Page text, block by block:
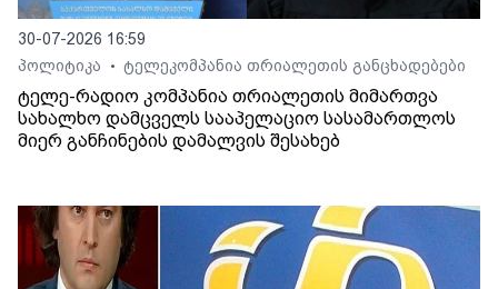
30-07-2026 16:59
პოლიტიკა
• ტელეკომპანია თრიალეთის განცხადებები
ტელე-რადიო კომპანია თრიალეთის მიმართვა
სახალხო დამცველს სააპელაციო სასამართლოს
მიერ განჩინების დამალვის შესახებ